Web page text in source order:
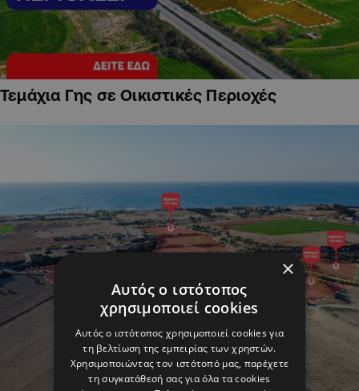
Τεμάχια Γης σε Οικιστικές Περιοχές
×
Αυτός ο ιστότοπος
χρησιμοποιεί cookies
Αυτός ο ιστότοπος χρησιμοποιεί cookies για
τη βελτίωση της εμπειρίας των χρηστών.
Χρησιμοποιώντας τον ιστότοπό μας, παρέχετε
τη συγκατάθεσή σας για όλα τα cookies